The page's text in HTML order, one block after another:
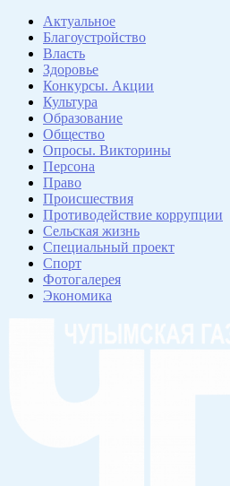
Актуальное
Благоустройство
Власть
Здоровье
Конкурсы. Акции
Культура
Образование
Общество
Опросы. Викторины
Персона
Право
Происшествия
Противодействие коррупции
Сельская жизнь
Специальный проект
Спорт
Фотогалерея
Экономика